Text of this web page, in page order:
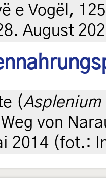
e Vogël,
August
(
von
2014 (fot.: